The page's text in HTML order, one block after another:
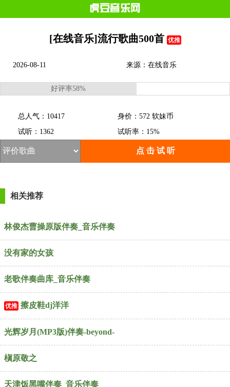
[在线音乐]流行歌曲500首 优推
2026-08-11 来源：在线音乐
好评率58%
总人气：10417
身价：572 软妹币
试听：1362
试听率：15%
点 击 试 听
相关推荐
林俊杰曹操原版伴奏_音乐伴奏
没有家的女孩
老歌伴奏曲库_音乐伴奏
优推 擦皮鞋dj洋洋
光辉岁月(MP3版)伴奏-beyond-
槇原敬之
天津饭黑嘴伴奏_音乐伴奏